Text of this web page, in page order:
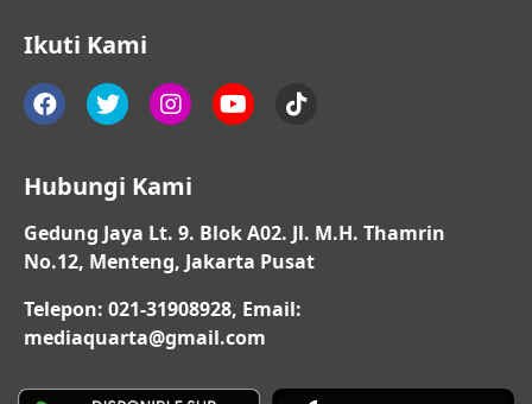
Ikuti Kami
Hubungi Kami
Gedung Jaya Lt. 9. Blok A02. Jl. M.H. Thamrin
No.12, Menteng, Jakarta Pusat
Telepon: 021-31908928, Email:
mediaquarta@gmail.com